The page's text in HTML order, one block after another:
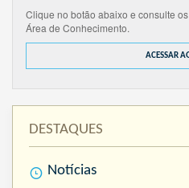
Clique no botão abaixo e consulte
Área de Conhecimento.
ACESSAR
DESTAQUES
Notícias